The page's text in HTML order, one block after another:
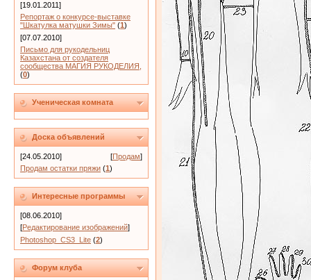
[19.01.2011]
Репортаж о конкурсе-выставке
"Шкатулка матушки Зимы" (1)
[07.07.2010]
Письмо для рукодельниц
Казахстана от создателя
сообщества МАГИЯ РУКОДЕЛИЯ,
(0)
Ученическая комната
Доска объявлений
[24.05.2010] [Продам]
Продам остатки пряжи (1)
Интересные программы
[08.06.2010]
[Редактирование изображений]
Photoshop_CS3_Lite (2)
Форум клуба